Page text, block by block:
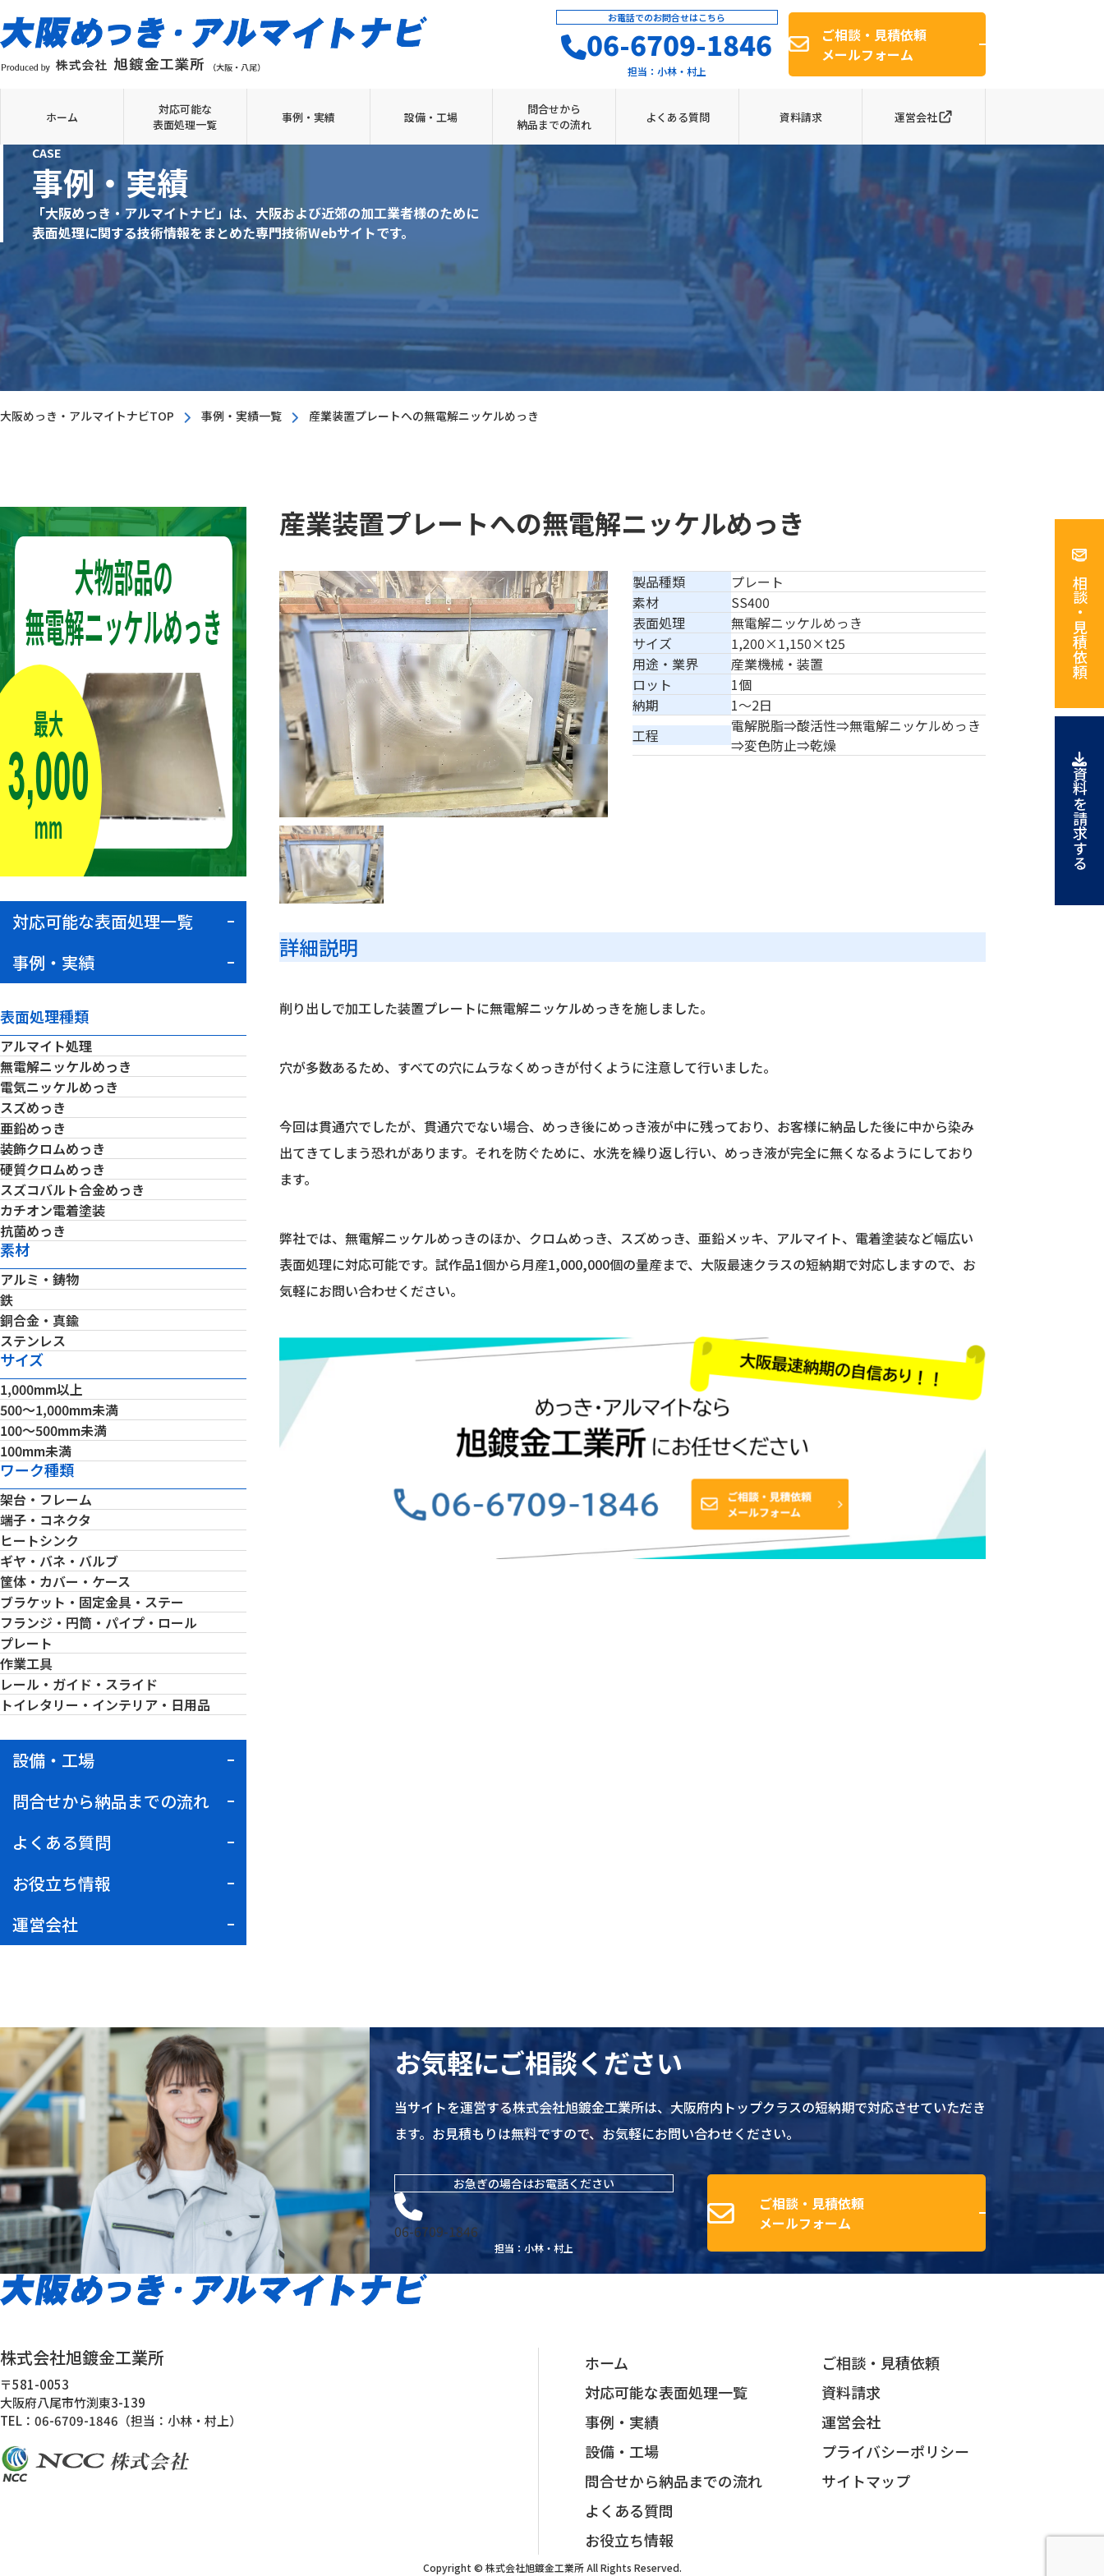
お電話でのお問合せはこちら
06-6709-1846
担当： 小林・村上
ご相談・見積依頼
メールフォーム
ホーム
対応可能な
表面処理一覧
事例・実績 設備・工場
問合せから
納品までの流れ
よくある質問 資料請求 運営会社
CASE
事例・実績
「大阪めっき・アルマイトナビ」は、大阪および近郊の加工業者様のために
表面処理に関する技術情報をまとめた専門技術Webサイトです。
大阪めっき・アルマイトナビTOP 事例・実績一覧 産業装置プレートへの無電解ニッケルめっき
対応可能な表面処理一覧
事例・実績
表面処理種類
アルマイト処理
無電解ニッケルめっき
電気ニッケルめっき
スズめっき
亜鉛めっき
装飾クロムめっき
硬質クロムめっき
スズコバルト合金めっき
カチオン電着塗装
抗菌めっき
素材
アルミ・鋳物
鉄
銅合金・真鍮
ステンレス
サイズ
1,000mm以上
500～1,000mm未満
100～500mm未満
100mm未満
ワーク種類
架台・フレーム
端子・コネクタ
ヒートシンク
ギヤ・バネ・バルブ
筐体・カバー・ケース
ブラケット・固定金具・ステー
フランジ・円筒・パイプ・ロール
プレート
作業工具
レール・ガイド・スライド
トイレタリー・インテリア・日用品
設備・工場
問合せから納品までの流れ
よくある質問
お役立ち情報
運営会社
産業装置プレートへの無電解ニッケルめっき
製品種類
プレート
素材
SS400
表面処理
無電解ニッケルめっき
サイズ
1,200×1,150×t25
用途・業界
産業機械・装置
ロット
1個
納期
1～2日
工程
電解脱脂⇒酸活性⇒無電解ニッケルめっき
⇒変色防止⇒乾燥
詳細説明
削り出しで加工した装置プレートに無電解ニッケルめっきを施しました。
穴が多数あるため、すべての穴にムラなくめっきが付くように注意して行いました。
今回は貫通穴でしたが、貫通穴でない場合、めっき後にめっき液が中に残っており、お客様に納品した後に中から染み
出てきてしまう恐れがあります。それを防ぐために、水洗を繰り返し行い、めっき液が完全に無くなるようにしており
ます。
弊社では、無電解ニッケルめっきのほか、クロムめっき、スズめっき、亜鉛メッキ、アルマイト、電着塗装など幅広い
表面処理に対応可能です。試作品1個から月産1,000,000個の量産まで、大阪最速クラスの短納期で対応しますので、お
気軽にお問い合わせください。
ご相談・見積依頼
資料を請求する
お気軽にご相談ください
当サイトを運営する株式会社旭鍍金工業所は、大阪府内トップクラスの短納期で対応させていただき
ます。お見積もりは無料ですので、お気軽にお問い合わせください。
お急ぎの場合はお電話ください
06-6709-1846
担当：小林・村上
ご相談・見積依頼
メールフォーム
株式会社旭鍍金工業所
〒581-0053
大阪府八尾市竹渕東3-139
TEL：06-6709-1846（担当：小林・村上）
ホーム
対応可能な表面処理一覧
事例・実績
設備・工場
問合せから納品までの流れ
よくある質問
お役立ち情報
ご相談・見積依頼
資料請求
運営会社
プライバシーポリシー
サイトマップ
Copyright © 株式会社旭鍍金工業所 All Rights Reserved.